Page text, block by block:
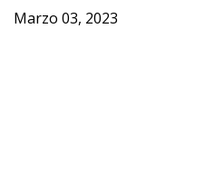
Marzo 03, 2023